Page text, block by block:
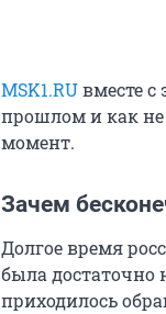
MSK1.RUвместе с
прошлом и как не
момент.
Зачем
Долгое время
была достаточно
приходилось